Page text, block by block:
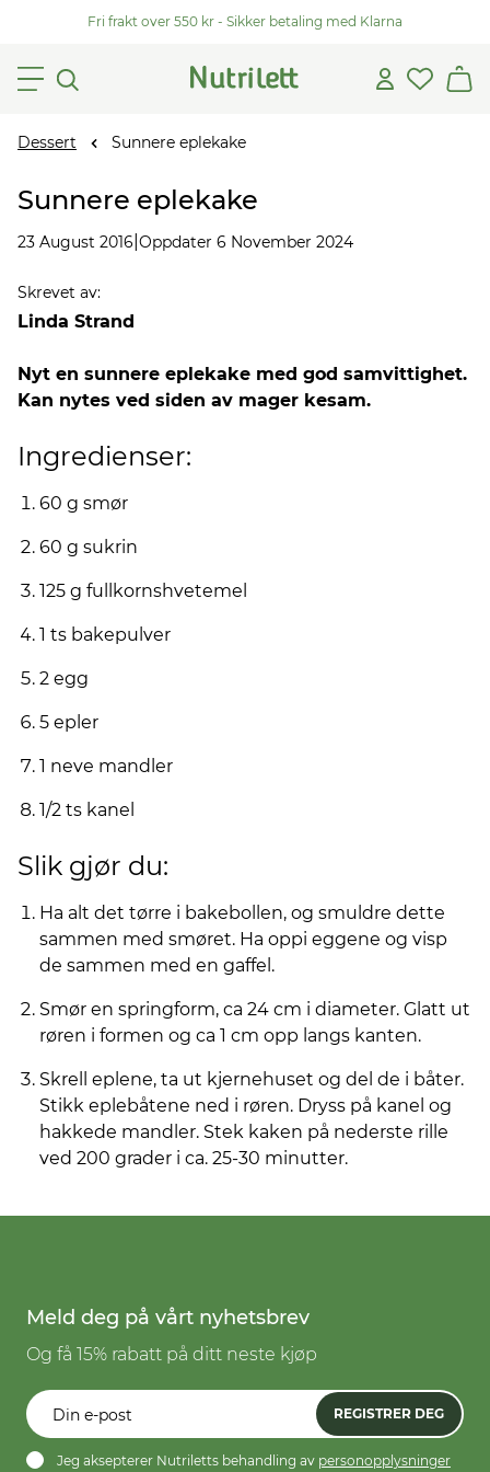
Fri frakt over 550 kr - Sikker betaling med Klarna
Dessert Sunnere eplekake
Sunnere eplekake
23 August 2016 Oppdater 6 November 2024
Skrevet av:
Linda Strand
Nyt en sunnere eplekake med god samvittighet.
Kan nytes ved siden av mager kesam.
Ingredienser:
60 g smør
60 g sukrin
125 g fullkornshvetemel
1 ts bakepulver
2 egg
5 epler
1 neve mandler
1/2 ts kanel
Slik gjør du:
Ha alt det tørre i bakebollen, og smuldre dette
sammen med smøret. Ha oppi eggene og visp
de sammen med en gaffel.
Smør en springform, ca 24 cm i diameter. Glatt ut
røren i formen og ca 1 cm opp langs kanten.
Skrell eplene, ta ut kjernehuset og del de i båter.
Stikk eplebåtene ned i røren. Dryss på kanel og
hakkede mandler. Stek kaken på nederste rille
ved 200 grader i ca. 25-30 minutter.
Meld deg på vårt nyhetsbrev
Og få 15% rabatt på ditt neste kjøp
REGISTRER DEG
Jeg aksepterer Nutriletts behandling av personopplysninger